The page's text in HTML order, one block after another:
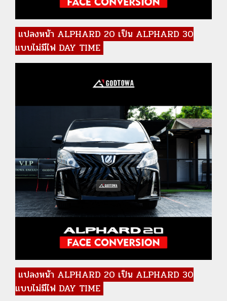
แปลงหน้า ALPHARD 20 เป็น ALPHARD 30
แบบไม่มีไฟ DAY TIME
แปลงหน้า ALPHARD 20 เป็น ALPHARD 30
แบบไม่มีไฟ DAY TIME